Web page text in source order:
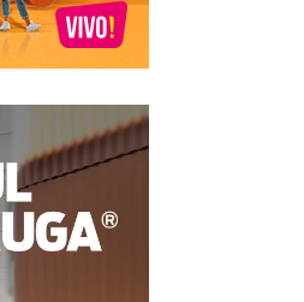
autoturismul este utilizat ca
împrumutului. După
vehiculul. Din acest
luată în considerare de
temporară de lichidități, dar
la bunul pe care îl dețin.
are nevoie